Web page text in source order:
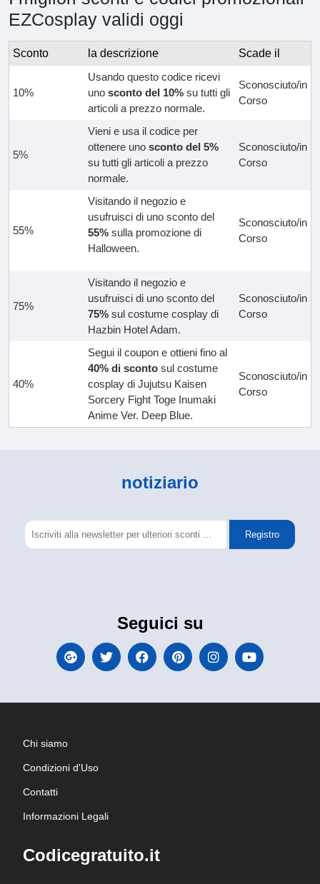
EZCosplay validi oggi
Sconto la descrizione Scade il
10%
Usando questo codice ricevi
uno sconto del 10% su tutti gli
articoli a prezzo normale.
Sconosciuto/in
Corso
5%
Vieni e usa il codice per
ottenere uno sconto del 5%
su tutti gli articoli a prezzo
normale.
Sconosciuto/in
Corso
55%
Visitando il negozio e
usufruisci di uno sconto del
55% sulla promozione di
Halloween.
Sconosciuto/in
Corso
75%
Visitando il negozio e
usufruisci di uno sconto del
75% sul costume cosplay di
Hazbin Hotel Adam.
Sconosciuto/in
Corso
40%
Segui il coupon e ottieni fino al
40% di sconto sul costume
cosplay di Jujutsu Kaisen
Sorcery Fight Toge Inumaki
Anime Ver. Deep Blue.
Sconosciuto/in
Corso
notiziario
Registro
Seguici su
Chi siamo
Condizioni d'Uso
Contatti
Informazioni Legali
Codicegratuito.it